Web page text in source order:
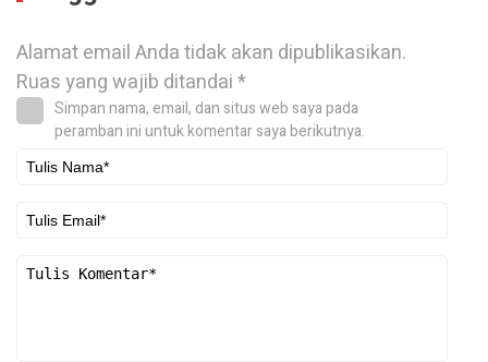
Alamat email Anda tidak akan dipublikasikan.
Ruas yang wajib ditandai*
Simpan nama, email, dan situs web saya pada
peramban ini untuk komentar saya berikutnya.